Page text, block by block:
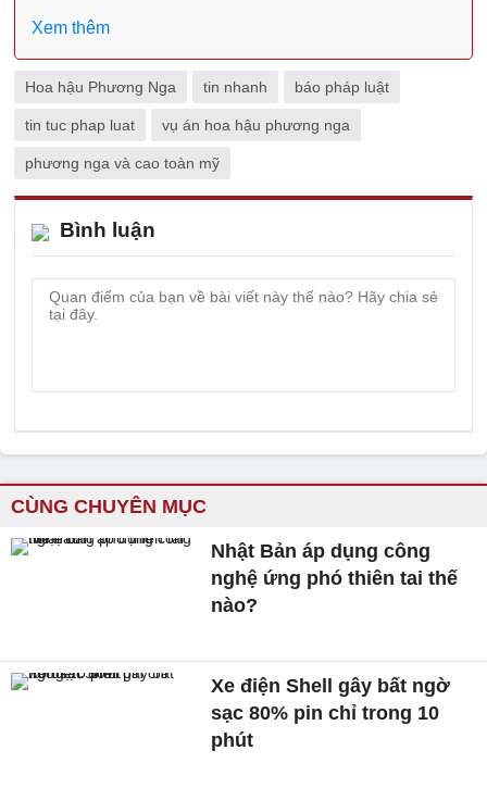
Xem thêm
Hoa hậu Phương Nga tin nhanh báo pháp luật
tin tuc phap luat vụ án hoa hậu phương nga
phương nga và cao toàn mỹ
Bình luận
CÙNG CHUYÊN MỤC
Nhật Bản áp dụng công
nghệ ứng phó thiên tai thế
nào?
Xe điện Shell gây bất ngờ
sạc 80% pin chỉ trong 10
phút